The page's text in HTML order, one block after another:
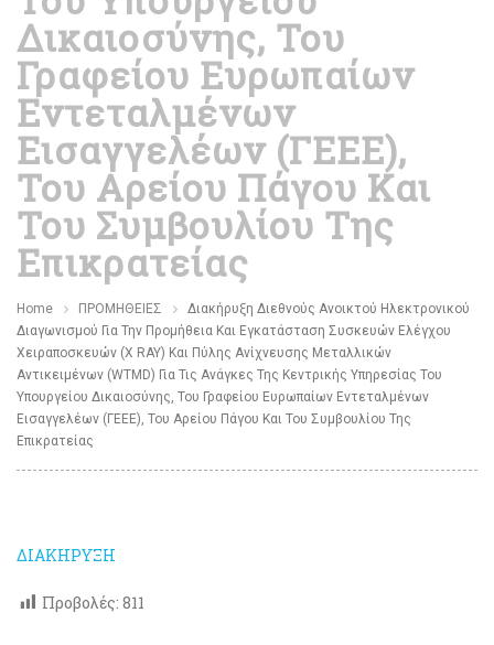
Δικαιοσύνης, Του
Γραφείου Ευρωπαίων
Εντεταλμένων
Εισαγγελέων (ΓΕΕΕ),
Του Αρείου Πάγου Και
Του Συμβουλίου Της
Επικρατείας
Home ΠΡΟΜΗΘΕΙΕΣ
Διακήρυξη Διεθνούς Ανοικτού Ηλεκτρονικού
Διαγωνισμού Για Την Προμήθεια Και Εγκατάσταση Συσκευών Ελέγχου
Χειραποσκευών (X RAY) Και Πύλης Ανίχνευσης Μεταλλικών
Αντικειμένων (WTMD) Για Τις Ανάγκες Της Κεντρικής Υπηρεσίας Του
Υπουργείου Δικαιοσύνης, Του Γραφείου Ευρωπαίων Εντεταλμένων
Εισαγγελέων (ΓΕΕΕ), Του Αρείου Πάγου Και Του Συμβουλίου Της
Επικρατείας
ΔΙΑΚΗΡΥΞΗ
Προβολές: 811